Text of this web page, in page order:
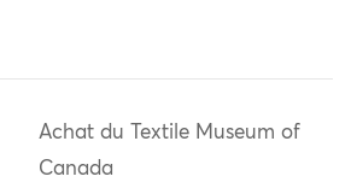
Achat du Textile Museum of
Canada